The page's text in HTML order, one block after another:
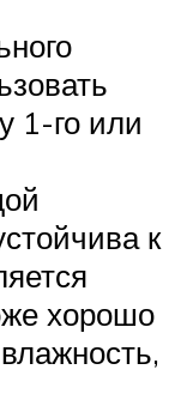
1-го или
к
хорошо